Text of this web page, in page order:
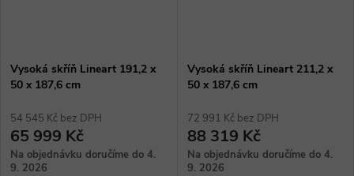
Vysoká skříň Lineart 191,2 x
50 x 187,6 cm
54 545 Kč bez DPH
65 999 Kč
Na objednávku doručíme do 4.
9. 2026
Vysoká skříň Lineart 211,2 x
50 x 187,6 cm
72 991 Kč bez DPH
88 319 Kč
Na objednávku doručíme do 4.
9. 2026